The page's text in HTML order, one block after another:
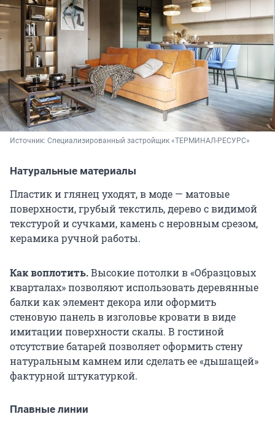
Источник: Специализированный застройщик «ТЕРМИНАЛ-РЕСУРС»
Натуральные материалы
Пластик и глянец уходят, в моде — матовые
поверхности, грубый текстиль, дерево с видимой
текстурой и сучками, камень с неровным срезом,
керамика ручной работы.
Как воплотить.Высокие потолки в «Образцовых
кварталах» позволяют использовать деревянные
балки как элемент декора или оформить
стеновую панель в изголовье кровати в виде
имитации поверхности скалы. В гостиной
отсутствие батарей позволяет оформить стену
натуральным камнем или сделать ее «дышащей»
фактурной штукатуркой.
Плавные линии